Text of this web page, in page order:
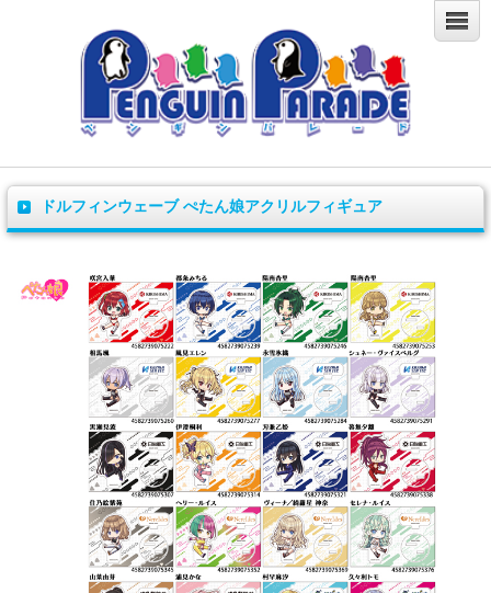
ドルフィンウェーブ ぺたん娘アクリルフィギュア